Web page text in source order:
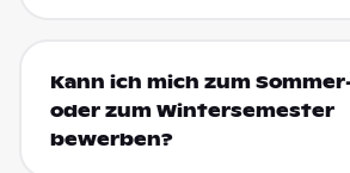
Kann ich mich zum
oder zum Wintersemester
bewerben?